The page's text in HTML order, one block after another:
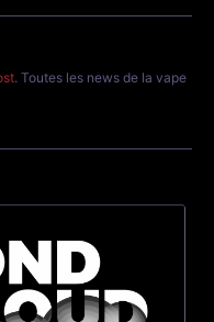
. Toutes les news de la vape